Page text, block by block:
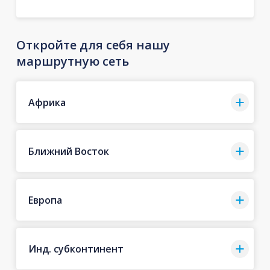
Откройте для себя нашу
маршрутную сеть
Африка
Ближний Восток
Европа
Инд. субконтинент